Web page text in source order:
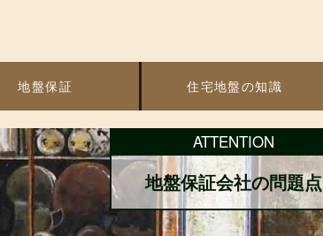
地盤保証 住宅地盤の知識
ATTENTION
地盤保証会社の問題点